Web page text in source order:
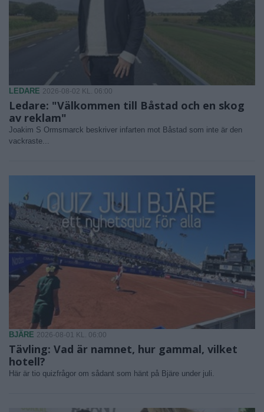
LEDARE 2026-08-02 KL. 06:00
Ledare: "Välkommen till Båstad och en skog
av reklam"
Joakim S Ormsmarck beskriver infarten mot Båstad som inte är den
vackraste...
BJÄRE 2026-08-01 KL. 06:00
Tävling: Vad är namnet, hur gammal, vilket
hotell?
Här är tio quizfrågor om sådant som hänt på Bjäre under juli.